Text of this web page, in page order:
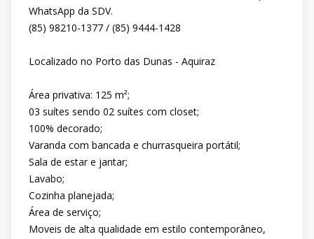
WhatsApp da SDV.
(85) 98210-1377 / (85) 9444-1428
Localizado no Porto das Dunas - Aquiraz
Área privativa: 125 m²;
03 suítes sendo 02 suítes com closet;
100% decorado;
Varanda com bancada e churrasqueira portátil;
Sala de estar e jantar;
Lavabo;
Cozinha planejada;
Área de serviço;
Moveis de alta qualidade em estilo contemporâneo,